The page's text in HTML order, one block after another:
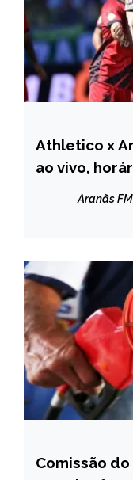
ESPORTES
NOTÍCIAS
Athletico x
ao vivo,
Aranãs FM
BRASIL
Comissão